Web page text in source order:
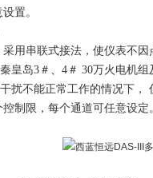
置。
用串联式接法，使仪表不
皇岛3＃、4＃ 30万火电机
扰不能正常工作的情况下，
制限，每个通道可任意设